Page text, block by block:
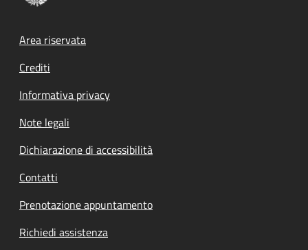
Footer menu
Area riservata
Crediti
Informativa privacy
Note legali
Dichiarazione di accessibilità
Contatti
Prenotazione appuntamento
Richiedi assistenza